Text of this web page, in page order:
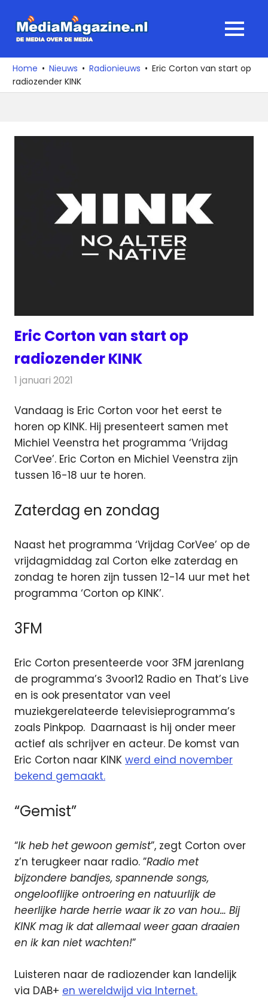
naar
media
over
de
MENU
Home Nieuws Radionieuws
Eric Corton van start op
radiozender KINK
Eric Corton van start op
radiozender KINK
1 januari 2021
Vandaag is Eric Corton voor het eerst te
horen op KINK. Hij presenteert samen met
Michiel Veenstra het programma ‘Vrijdag
CorVee’. Eric Corton en Michiel Veenstra zijn
tussen 16-18 uur te horen.
Zaterdag en zondag
Naast het programma ‘Vrijdag CorVee’ op de
vrijdagmiddag zal Corton elke zaterdag en
zondag te horen zijn tussen 12-14 uur met het
programma ‘Corton op KINK’.
3FM
Eric Corton presenteerde voor 3FM jarenlang
de programma’s 3voor12 Radio en That’s Live
en is ook presentator van veel
muziekgerelateerde televisieprogramma’s
zoals Pinkpop. Daarnaast is hij onder meer
actief als schrijver en acteur. De komst van
Eric Corton naar KINK werd eind november
bekend gemaakt.
“Gemist”
“Ik heb het gewoon gemist”, zegt Corton over
z’n terugkeer naar radio. ”Radio met
bijzondere bandjes, spannende songs,
ongelooflijke ontroering en natuurlijk de
heerlijke harde herrie waar ik zo van hou… Bij
KINK mag ik dat allemaal weer gaan draaien
en ik kan niet wachten!”
Luisteren naar de radiozender kan landelijk
via DAB+ en wereldwijd via Internet.